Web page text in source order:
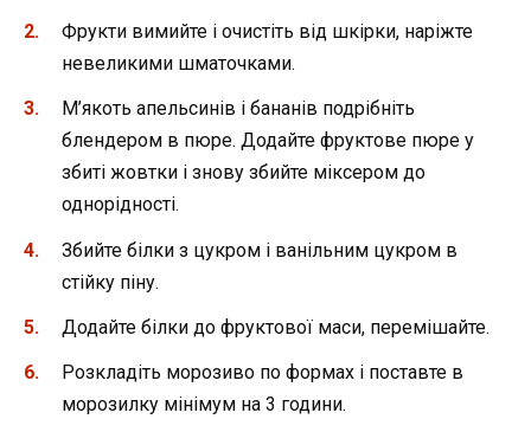
Фрукти вимийте і очистіть від шкірки, наріжте
невеликими шматочками.
М’якоть апельсинів і бананів подрібніть
блендером в пюре. Додайте фруктове пюре у
збиті жовтки і знову збийте міксером до
однорідності.
Збийте білки з цукром і ванільним цукром в
стійку піну.
Додайте білки до фруктової маси, перемішайте.
Розкладіть морозиво по формах і поставте в
морозилку мінімум на 3 години.